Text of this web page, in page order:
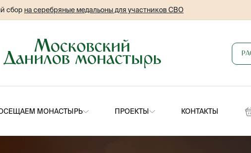
сбор на серебряные медальоны для участников СВО
МОНАСТЫРЬ ПРОЕКТЫ КОНТАКТЫ